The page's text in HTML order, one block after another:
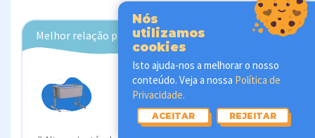
Melhor relação preço/qualidade
Babify
Berço Ibaby
Preço desde123,37 €
Nós
utilizamos
cookies
Isto ajuda-nos a melhorar o nosso
conteúdo. Veja a nossa Política de
Privacidade.
ACEITAR REJEITAR